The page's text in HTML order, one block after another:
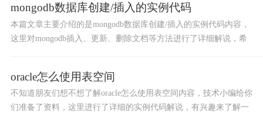
mongodb数据库创建/插入的实例代码
本篇文章主要介绍的是mongodb数据库创建/插入的实例代码内容，
这里对mongodb插入、更新、删除文档等方法进行了详细解说，希
oracle怎么使用表空间
不知道朋友们想不想了解oracle怎么使用表空间内容，技术小编给你
们准备了资料，这里进行了详细的实例代码解说，有兴趣来了解一